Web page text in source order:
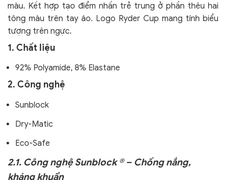
màu. Kết hợp tạo điểm nhấn trẻ trung ở phần thêu hai
tông màu trên tay áo. Logo Ryder Cup mang tính biểu
tượng trên ngực.
1. Chất liệu
92% Polyamide, 8% Elastane
2. Công nghệ
Sunblock
Dry-Matic
Eco-Safe
2.1. Công nghệ Sunblock ® – Chống nắng,
kháng khuẩn